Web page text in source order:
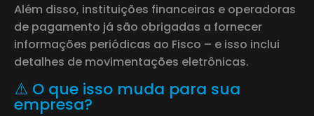
Além disso, instituições financeiras e operadoras
de pagamento já são obrigadas a fornecer
informações periódicas ao Fisco – e isso inclui
detalhes de movimentações eletrônicas.
⚠️ O que isso muda para sua
empresa?